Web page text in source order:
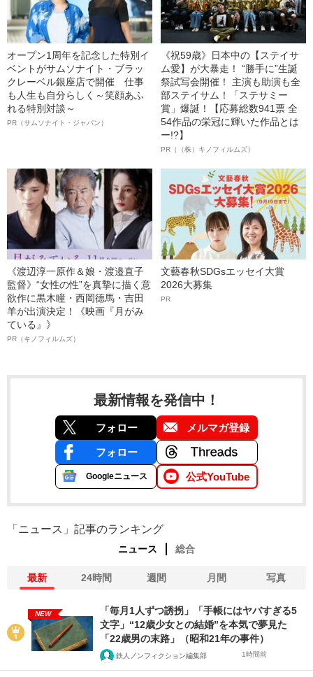
オープン1周年を記念した特別イ
ベントがサムソナイト・ブラッ
クレーベル銀座店で開催 仕事
も人生も自分らしく～笑顔あふ
れる特別対談～
PR（サムソナイト・ジャパン）
《祝59歳》日本中の【ステイサ
ム愛】が大暴走！ “勝手に”生誕
祭試写会開催！ 主演も助演も全
部ステイサム！「ステサミー
賞」爆誕！【応募総数941票 全
54作品の栄冠に輝いた作品とは
ー!?】
PR（（株）キノフィルムズ）
《渡辺淳一原作＆娘・渡邉直子
監督》“女性の性”を真摯に描く意
欲作に黒木瞳・西岡德馬・吉田
羊が出演決定！《映画『月がみ
ている』》
PR（キノフィルムズ）
文藝春秋SDGsエッセイ大賞
2026大募集
PR
最新情報を発信中！
フォロー メルマガ登録
フォロー
Googleニュース 公式YouTube
「ニュース」記事のランキング
ニュース 総合
最新 24時間 週間 月間 写真
NEW
「毎月1人ずつ誘拐」「手帳にはヤバすぎる5
文字」“12歳少女との結婚”を本気で夢見た
「22歳男の末路」（昭和21年の事件）
鉄人ノンフィクション編集部 1時間前